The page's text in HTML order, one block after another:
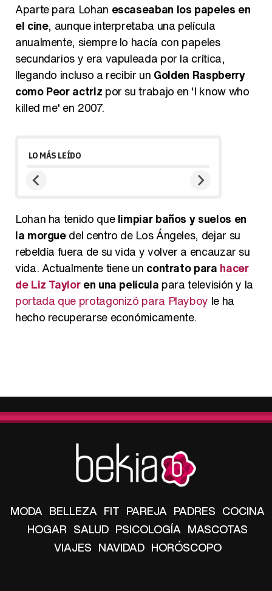
Aparte para Lohan escaseaban los papeles en
el cine, aunque interpretaba una película
anualmente, siempre lo hacía con papeles
secundarios y era vapuleada por la crítica,
llegando incluso a recibir un Golden Raspberry
como Peor actriz por su trabajo en 'I know who
killed me' en 2007.
LO MÁS LEÍDO
Lohan ha tenido quelimpiar baños y suelos en
la morguedel centro de Los Ángeles, dejar su
rebeldía fuera de su vida y volver a encauzar su
vida. Actualmente tiene un contrato para hacer
de Liz Tayloren una película para televisión y la
portada que protagonizó para Playboy le ha
hecho recuperarse económicamente.
MODA BELLEZA FIT PAREJA PADRES COCINA
HOGAR SALUD PSICOLOGÍA MASCOTAS
VIAJES NAVIDAD HORÓSCOPO